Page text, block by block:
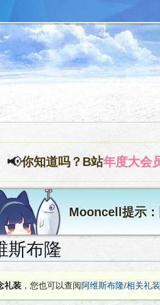
📢你知道吗？B站年度大会
Mooncell提示：
斯布隆
礼装 ，您也可以查阅阿维斯布隆/相关礼装